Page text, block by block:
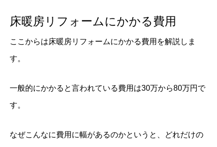
床暖房リフォームにかかる費用
ここからは床暖房リフォームにかかる費用を解説しま
す。
一般的にかかると言われている費用は30万から80万円で
す。
なぜこんなに費用に幅があるのかというと、どれだけの